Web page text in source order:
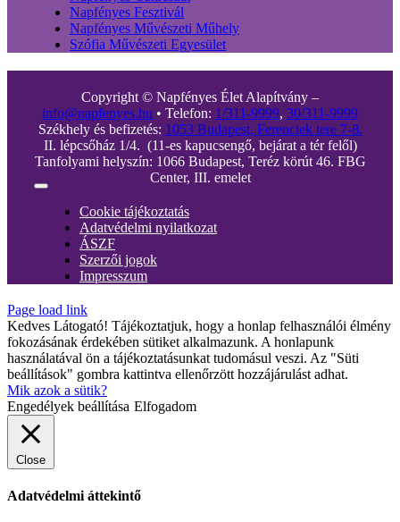
Napfényes Fesztivál
Napfényes Művészeti Műhely
Szófia Művészeti Egyesület
Copyright © Napfényes Élet Alapítvány –
info@napfenyes.hu • Telefon: 1/311-9999, 30/311-9999
Székhely és befizetés: 1053 Budapest, Ferenciek tere 7-8.
II. lépcsőház 1/4. (11-es kapucsengő, bejárat a tér felől)
Tanfolyami helyszín: 1066 Budapest, Teréz körút 46. FBG
Center, III. emelet
Toggle
NavigationCookie tájékoztatás
Adatvédelmi nyilatkozat
ÁSZF
Szerzői jogok
Impresszum
Page load link
Kedves Látogató! Tájékoztatjuk, hogy a honlap felhasználói élmény
fokozásának érdekében sütiket alkalmazunk. A honlapunk
használatával ön a tájékoztatásunkat tudomásul veszi. Az "Süti
beállítások" gombra kattintva ellenőrzött hozzájárulást adhat.
Mik azok a sütik?
Engedélyek beállítása Elfogadom
Close
Adatvédelmi áttekintő